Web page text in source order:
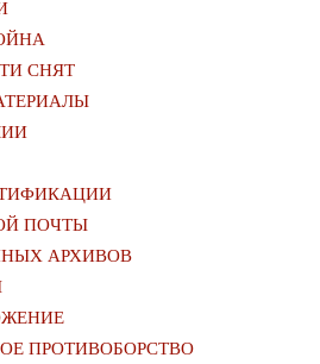
СНЯТ
ПОЧТЫ
АРХИВОВ
ПРОТИВОБОРСТВО